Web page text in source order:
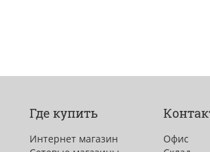
Где купить
Интернет магазин
Офис